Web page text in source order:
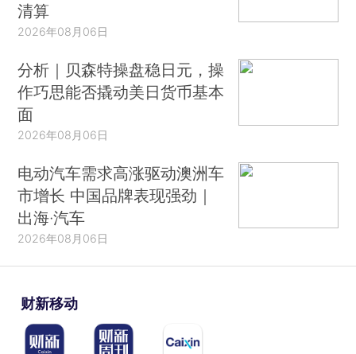
清算
2026年08月06日
分析｜贝森特操盘稳日元，操
作巧思能否撬动美日货币基本
面
2026年08月06日
电动汽车需求高涨驱动澳洲车
市增长 中国品牌表现强劲｜
出海·汽车
2026年08月06日
财新移动